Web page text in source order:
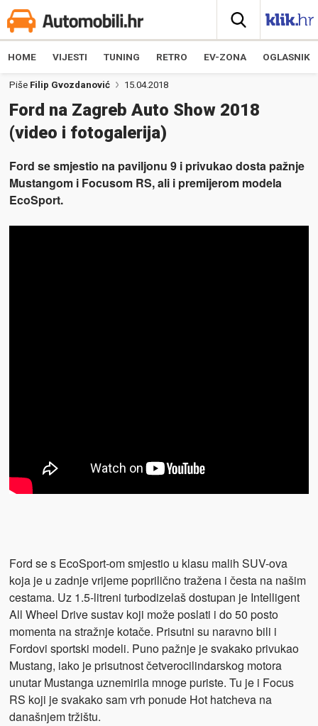
HOME VIJESTI TUNING RETRO EV-ZONA OGLASNIK
Piše Filip Gvozdanović 15.04.2018
Ford na Zagreb Auto Show 2018
(video i fotogalerija)
Ford se smjestio na paviljonu 9 i privukao dosta pažnje
Mustangom i Focusom RS, ali i premijerom modela
EcoSport.
Ford se s EcoSport-om smjestio u klasu malih SUV-ova
koja je u zadnje vrijeme poprilično tražena i česta na našim
cestama. Uz 1.5-litreni turbodizelaš dostupan je Intelligent
All Wheel Drive sustav koji može poslati i do 50 posto
momenta na stražnje kotače. Prisutni su naravno bili i
Fordovi sportski modeli. Puno pažnje je svakako privukao
Mustang, iako je prisutnost četverocilindarskog motora
unutar Mustanga uznemirila mnoge puriste. Tu je i Focus
RS koji je svakako sam vrh ponude Hot hatcheva na
današnjem tržištu.